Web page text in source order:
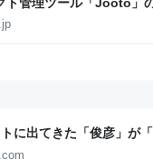
に出てきた「俊彦」が
れた俊彦たち